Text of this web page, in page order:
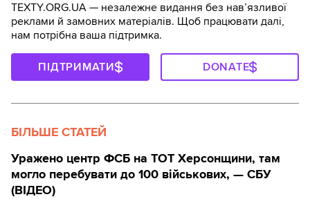
TEXTY.ORG.UA — незалежне видання без навʼязливої
реклами й замовних матеріалів. Щоб працювати далі,
нам потрібна ваша підтримка.
ПІДТРИМАТИ DONATE
БІЛЬШЕ СТАТЕЙ
Уражено центр ФСБ на ТОТ Херсонщини, там
могло перебувати до 100 військових, — СБУ
(ВIДЕО)